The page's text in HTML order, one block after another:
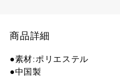
商品詳細
●素材:ポリエステル
●中国製